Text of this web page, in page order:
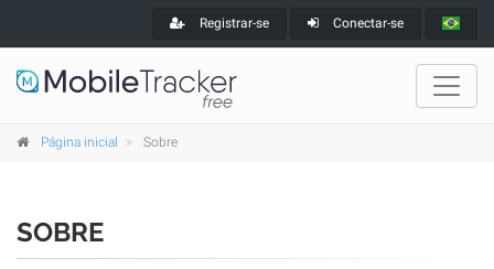
Registrar-se Conectar-se
Página inicial Sobre
SOBRE